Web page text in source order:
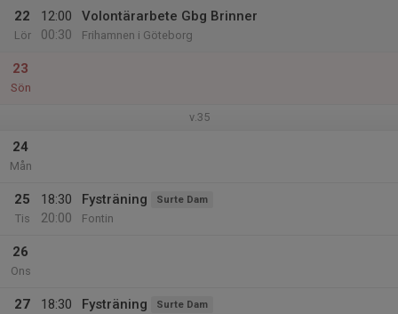
22
Lör
12:00
00:30
Volontärarbete Gbg Brinner
Frihamnen i Göteborg
23
Sön
v.35
24
Mån
25
Tis
18:30
20:00
Fysträning Surte Dam
Fontin
26
Ons
27
18:30
Fysträning Surte Dam